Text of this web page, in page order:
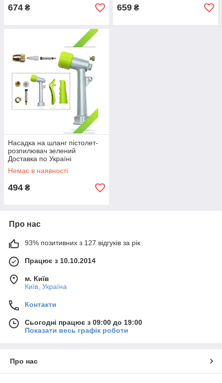
674 ₴ 659 ₴
Насадка на шланг пістолет-
розпилювач зелений
Доставка по Україні
Немає в наявності
494 ₴
Про нас
93% позитивних з 127 відгуків за рік
Працює з 10.10.2014
м. Київ
Київ, Україна
Контакти
Сьогодні працює з 09:00 до 19:00
Показати весь графік роботи
Про нас